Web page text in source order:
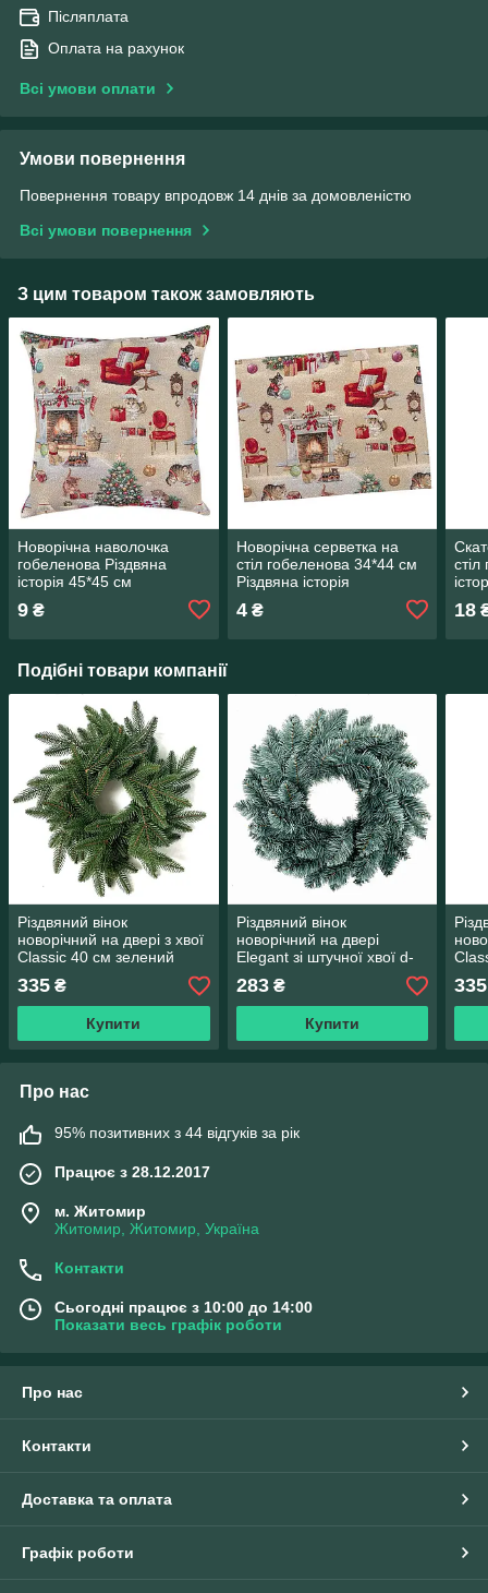
Післяплата
Оплата на рахунок
Всі умови оплати
Умови повернення
Повернення товару впродовж 14 днів за домовленістю
Всі умови повернення
З цим товаром також замовляють
Новорічна наволочка
гобеленова Різдвяна
історія 45*45 см
9 ₴
Новорічна серветка на
стіл гобеленова 34*44 см
Різдвяна історія
4₴ 18
Подібні товари компанії
Різдвяний вінок
новорічний на двері з хвої
Classic 40 см зелений
335 ₴
Купити
Різдвяний вінок
новорічний на двері
Elegant зі штучної хвої d-
40 см блакитний
283₴
Купити
335
Про нас
95% позитивних з 44 відгуків за рік
Працює з 28.12.2017
м. Житомир
Житомир, Житомир, Україна
Контакти
Сьогодні працює з 10:00 до 14:00
Показати весь графік роботи
Про нас
Контакти
Доставка та оплата
Графік роботи